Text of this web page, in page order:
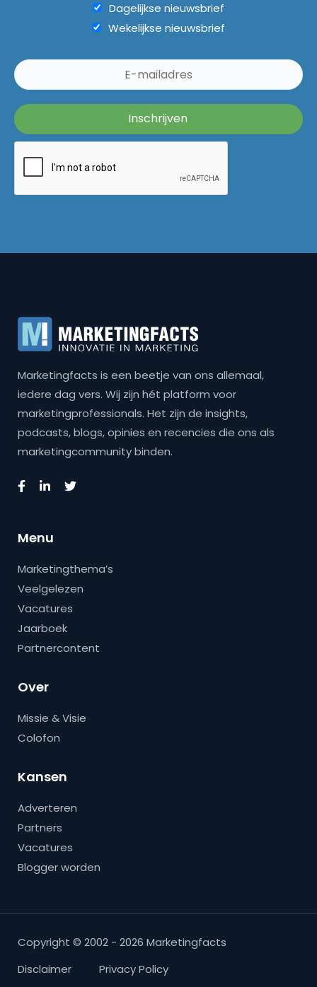
Dagelijkse nieuwsbrief
Wekelijkse nieuwsbrief
Marketingfacts is een beetje van ons allemaal,
iedere dag vers. Wij zijn hét platform voor
marketingprofessionals. Het zijn de insights,
podcasts, blogs, opinies en recencies die ons als
marketingcommunity binden.
Menu
Marketingthema’s
Veelgelezen
Vacatures
Jaarboek
Partnercontent
Over
Missie & Visie
Colofon
Kansen
Adverteren
Partners
Vacatures
Blogger worden
Copyright © 2002 - 2026 Marketingfacts
Disclaimer
Privacy Policy